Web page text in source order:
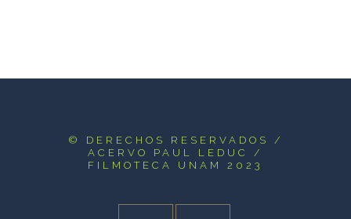
© DERECHOS RESERVADOS
/
ACERVO PAUL LEDUC /
FILMOTECA UNAM 2023